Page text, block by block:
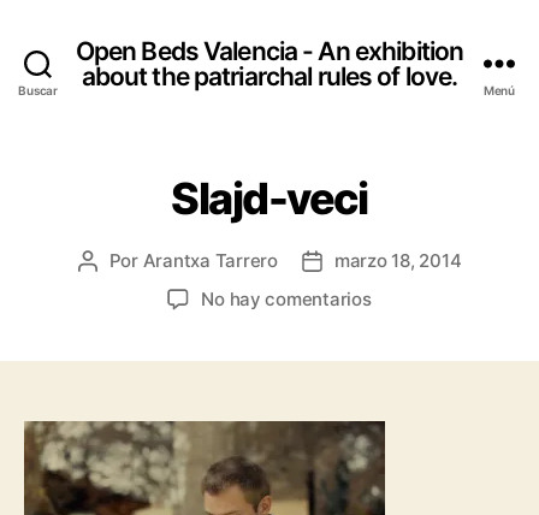
Buscar
Open Beds Valencia - An exhibition
about the patriarchal rules of love.
Menú
Slajd-veci
Autor
Por Arantxa Tarrero
Fecha
de
marzo 18, 2014
No hay comentariosen